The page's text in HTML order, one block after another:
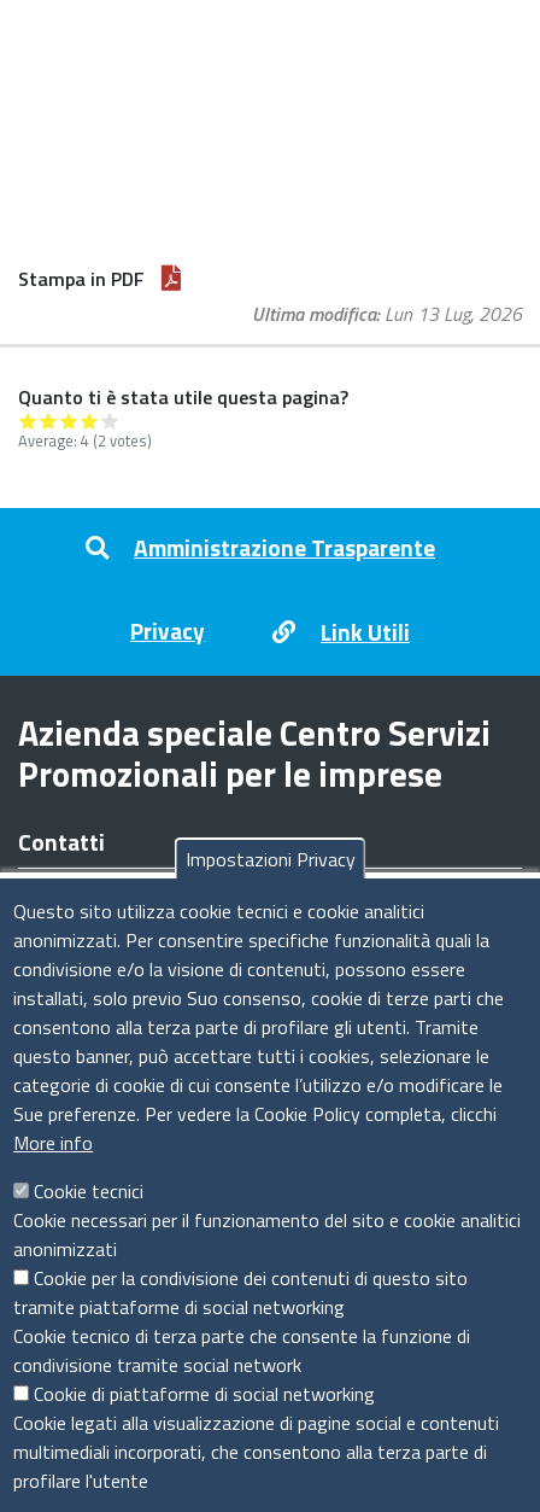
Stampa in PDF
Ultima modifica Lun 13 Lug, 2026
Quanto ti è stata utile questa pagina?
Average: 4 (2votes)
Amministrazione Trasparente
Privacy Link Utili
Azienda speciale Centro Servizi
Promozionali per le imprese
Contatti
Cagliari (CA)
Tel:070.34961
Codice Fiscale e Partita IVA:03011440926
E-Mail:amministrazione@csimprese.it
Pec: amministrazione@pec.csimprese.it
Sito web: www.csimprese.it
Seguici su
Sito web
Accesso riservato
Mappa del sito
Impostazioni Privacy
Questo sito utilizza cookie tecnici e cookie analitici
anonimizzati. Per consentire specifiche funzionalità quali la
condivisione e/o la visione di contenuti, possono essere
installati, solo previo Suo consenso, cookie di terze parti che
consentono alla terza parte di profilare gli utenti. Tramite
questo banner, può accettare tutti i cookies, selezionare le
categorie di cookie di cui consente l’utilizzo e/o modificare le
Sue preferenze. Per vedere la Cookie Policy completa, clicchi
More info
Cookie tecnici
Cookie necessari per il funzionamento del sito e cookie analitici
anonimizzati
Cookie per la condivisione dei contenuti di questo sito
tramite piattaforme di social networking
Cookie tecnico di terza parte che consente la funzione di
condivisione tramite social network
Cookie di piattaforme di social networking
Cookie legati alla visualizzazione di pagine social e contenuti
multimediali incorporati, che consentono alla terza parte di
profilare l'utente